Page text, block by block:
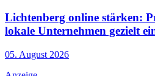
Lichtenberg online stärken:
lokale Unternehmen gezielt
05. August 2026